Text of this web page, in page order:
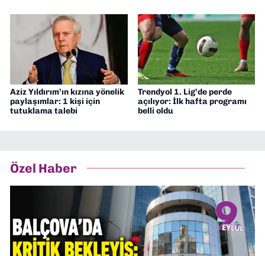
Aziz Yıldırım’ın kızına yönelik
paylaşımlar: 1 kişi için
tutuklama talebi
Trendyol 1. Lig’de perde
açılıyor: İlk hafta programı
belli oldu
Özel Haber